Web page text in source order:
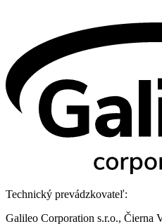
Technický prevádzkovateľ:
Galileo Corporation s.r.o., Čierna